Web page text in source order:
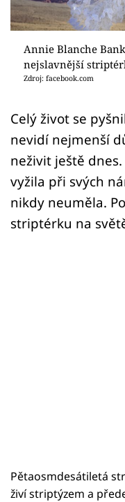
Videa
Sledujte
Přihlášení
Sledujte nás
Annie Blanche
nejslavnější
Zdroj: facebook.com
Celý život se
nevidí nejmenší
neživit ještě
vyžila při svých
nikdy neuměla.
striptérku na
Pětaosmdesátiletá
živí striptýzem a